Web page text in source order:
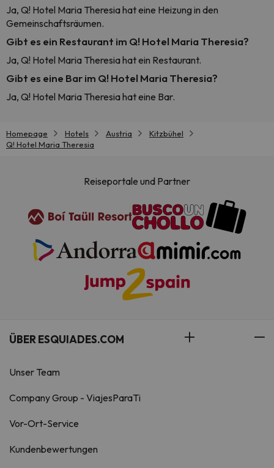
Ja, Q! Hotel Maria Theresia hat eine Heizung in den
Gemeinschaftsräumen.
Gibt es ein Restaurant im Q! Hotel Maria Theresia?
Ja, Q! Hotel Maria Theresia hat ein Restaurant.
Gibt es eine Bar im Q! Hotel Maria Theresia?
Ja, Q! Hotel Maria Theresia hat eine Bar.
Homepage Hotels Austria
Kitzbühel
Q! Hotel Maria Theresia
Reiseportale und Partner
ÜBER ESQUIADES.COM
Unser Team
Company Group - ViajesParaTi
Vor-Ort-Service
Kundenbewertungen